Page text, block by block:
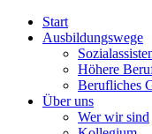
Start
Ausbildungswege
Höhere
Berufliches
Über uns
Wer wir sind